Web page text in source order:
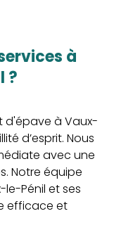
?
d'épave à Vaux-
d’esprit. Nous
avec une
Notre équipe
Pénil et ses
efficace et